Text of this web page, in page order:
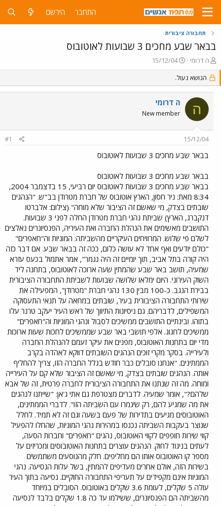
התחבר הירשם
תחבורה ציבורית
בבאר שבע מחכים 3 שבועות לאוטובוס
פ
ו
ת
ח
נ
ו
א
ה דרומי
פ
ו
ר
ס
ב
ת
ר
15/12/04
הנושא נעול.
ה ה דרומי
New member
15/12/04
#1
בבאר שבע מחכים 3 שבועות לאוטובוס
בבאר שבע מחכים 3 שבועות לאוטובוס
בבאר שבע מחכים 3 שבועות לאוטובוס יום רביעי, 15 בדצמבר 2004,
8:34 מאת: ניר חסון, הארץ אוטובוס של חברת מטרודן בב"ש. "הנהגים
שובתים בצדק, מי שאשם זה הציבור שלא מוחה" (צילום: אלברטו
דנקברג, הארץ) שביתת נהגי חברת מטרודן החלה לפני 3 שבועות.
התושבים מאשימים את הנהלת החברה ואת העיריה, הפנסיונרים נאלצים
לשלם פי שלוש. המרוויחים העיקריים מהשביתה: המוניות וה"חאפרים"
"כולם יודעים ואף אחד לא עושה כלום, ככה זה בבאר שבע. אם דבר כזה
היה קורה בתל אביב, תוך יומיים זה היה נגמר", אמר אתמול בכעס עזרא
שמעיה, תושב באר שבע שהמתין שעה ארוכה לאוטובוס, בתחנה ליד
השוק העירוני. היום ימלאו שלושה שבועות לשביתת התחבורה הציבורית
בבירת הנגב. כ-100 מבין 130 נהגי חברת "מטרודן", המפעילה את
שירותי התחבורה הציבורית בעיר, שובתים במחאה על תנאי התעסוקה
המשפילים, לדבריהם. גם ניסיונות התיווך של ראש העיר יעקב טרנר עלו
בתוהו. ובינתיים התושבים ממשיכים לסבול ונהגי המוניות וה"חאפרים"
ממשיכים לחגוג. אלפי תושבי באר שבע שממשיכים לחכות שעות ארוכות
מדי יום בתחנות האוטובוס, מפנים את עיקר זעמם להנהלת החברה
ולעירייה. בסקר מקרי זוכים הנהגים השובתים דווקא לאהדה בקרב
הממתינים. "אנחנו סובלים כבר חודש בגלל החברה הזו, צריך להחליף
אותה. הנהגים שובתים בצדק, מי שאשם זה הציבור שלא קם על העירייה
ומוחה. מה זה שנתנו את התחבורה הציבורית לחברה פרטית, זה של אבא
שלהם?", אומר שמעיה. לדברים מצטרפת גם אתי ג'אן: "שייתנו לנהגים
את מה שמגיע להם, רק שיגמרו עם השביתה הזו". לדברי הממתינים,
האוטובוסים מגיעים בתדירות של פעם בשעה וגם זה לא תמיד. לחלל
שנוצר בעקבות השביתה נכנסו במהירות נהגי המוניות, שהחלו להפעיל
קווי שירות חופפים לקווי האוטובוס, נהגים "חאפרים" וחברות הסעה,
לעתים בניגוד לחוק. הנהגים עוצרים בתחנות האוטובוסים ומכריזים על
מספר קו האוטובוס אותו הם מחליפים. חלק מהנוסעים משתמשים
בשירות הזה, אולם אחרים מעדיפים להמתין, בשל עלות הנסיעה. נהגי
המוניות אינם מקפידים על תעריפי התחבורה החוקיים. נסיעה בתוך העיר
עולה 5 שקלים, לעומת 3.6 שקלים באוטובוס. הסובלים במיוחד
מהשביתה הם הפנסיונרים, ששילמו עד כה 1.8 שקלים בלבד לנסיעה